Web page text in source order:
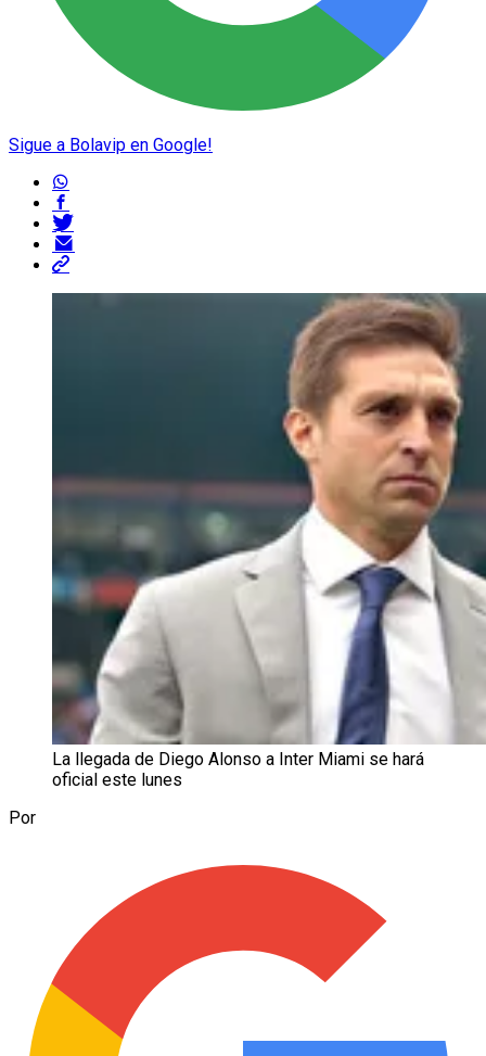
Sigue a Bolavip en Google!
La llegada de Diego Alonso a Inter Miami se hará
oficial este lunes
Por